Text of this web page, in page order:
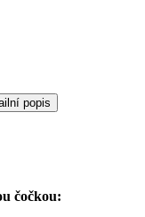
popis
čočkou: